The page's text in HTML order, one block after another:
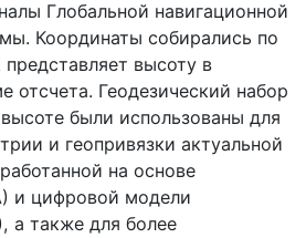
Глобальной навигационной
Координаты собирались по
высоту в
отсчета. Геодезический набор
были использованы для
и геопривязки актуальной
на основе
и цифровой модели
а также для более